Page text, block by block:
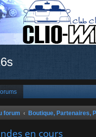
forum Boutique, Partenaires,
en cours